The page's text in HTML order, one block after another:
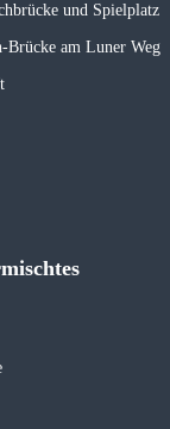
und Spielplatz
Brücke am Luner Weg